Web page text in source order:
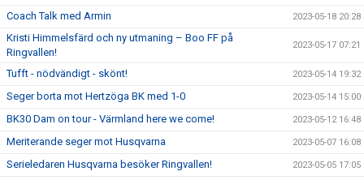
Coach Talk med Armin 2023-05-18 20:28
Kristi Himmelsfärd och ny utmaning – Boo FF på
Ringvallen!
2023-05-17 07:21
Tufft - nödvändigt - skönt! 2023-05-14 19:32
Seger borta mot Hertzöga BK med 1-0 2023-05-14 15:00
BK30 Dam on tour - Värmland here we come! 2023-05-12 16:48
Meriterande seger mot Husqvarna 2023-05-07 16:08
Serieledaren Husqvarna besöker Ringvallen! 2023-05-05 17:05